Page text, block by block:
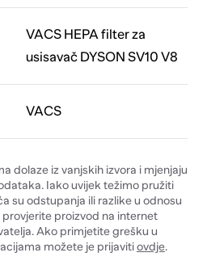
VACS HEPA filter za
usisavač DYSON SV10 V8
VACS
dolaze iz vanjskih izvora i mjenjaju
Iako uvijek težimo pružiti
su odstupanja ili razlike u odnosu
proizvod na internet
Ako primjetite grešku u
možete je prijavitiovdje.